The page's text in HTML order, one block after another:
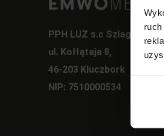
PPH LUZ s.c Szlagor
ul. Kołłątaja 8,
46-203 Kluczbork
NIP: 7510000534